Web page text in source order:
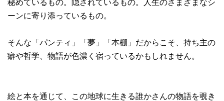
秘めているもの。隠されているもの。人生のさまざまなシ
ーンに寄り添っているもの。
そんな「パンティ」「夢」「本棚」だからこそ、持ち主の
癖や哲学、物語が色濃く宿っているかもしれません。
絵と本を通じて、この地球に生きる誰かさんの物語を覗き